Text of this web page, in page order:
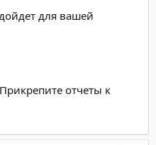
для вашей
отчеты к